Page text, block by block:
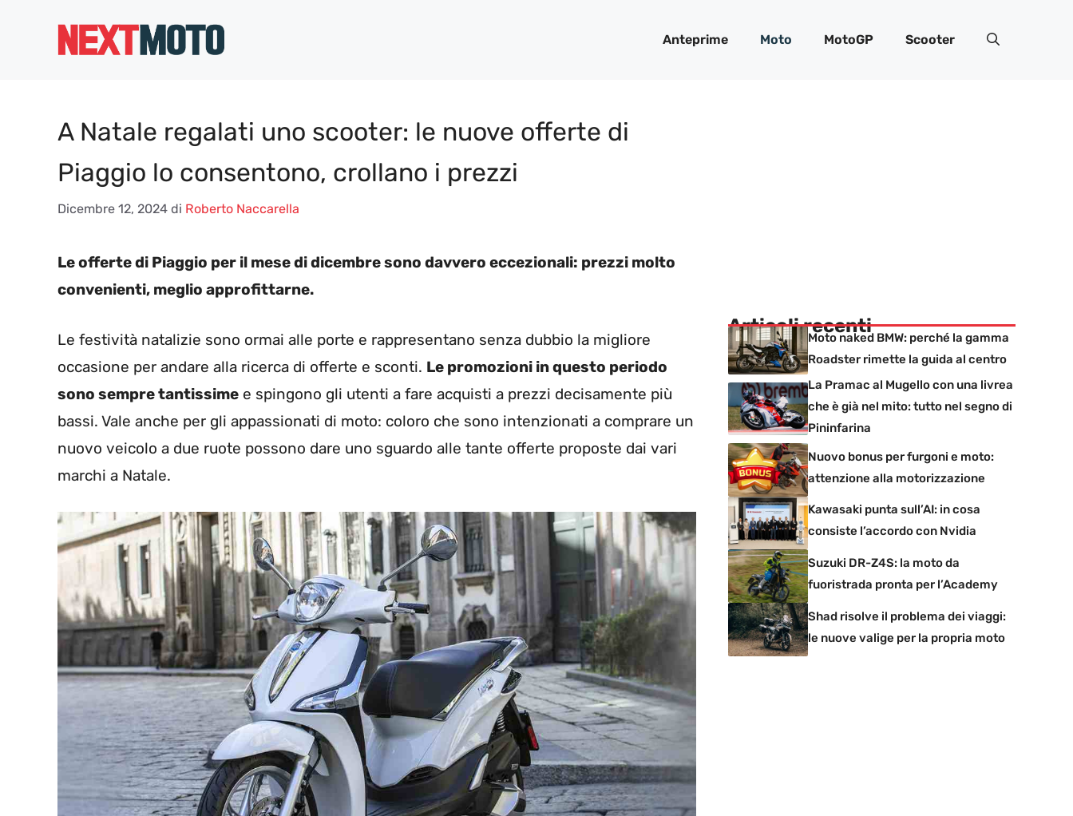
Anteprime Moto MotoGP Scooter
A Natale regalati uno scooter: le nuove offerte di
Piaggio lo consentono, crollano i prezzi
Dicembre 12, 2024 di Roberto Naccarella
Le offerte di Piaggio per il mese di dicembre sono davvero eccezionali: prezzi molto
convenienti, meglio approfittarne.
Le festività natalizie sono ormai alle porte e rappresentano senza dubbio la migliore
occasione per andare alla ricerca di offerte e sconti. Le promozioni in questo periodo
sono sempre tantissime e spingono gli utenti a fare acquisti a prezzi decisamente più
bassi. Vale anche per gli appassionati di moto: coloro che sono intenzionati a comprare un
nuovo veicolo a due ruote possono dare uno sguardo alle tante offerte proposte dai vari
marchi a Natale.
Articoli recenti
Moto naked BMW: perché la gamma
Roadster rimette la guida al centro
La Pramac al Mugello con una livrea
che è già nel mito: tutto nel segno di
Pininfarina
Nuovo bonus per furgoni e moto:
attenzione alla motorizzazione
Kawasaki punta sull’AI: in cosa
consiste l’accordo con Nvidia
Suzuki DR-Z4S: la moto da
fuoristrada pronta per l’Academy
Shad risolve il problema dei viaggi:
le nuove valige per la propria moto